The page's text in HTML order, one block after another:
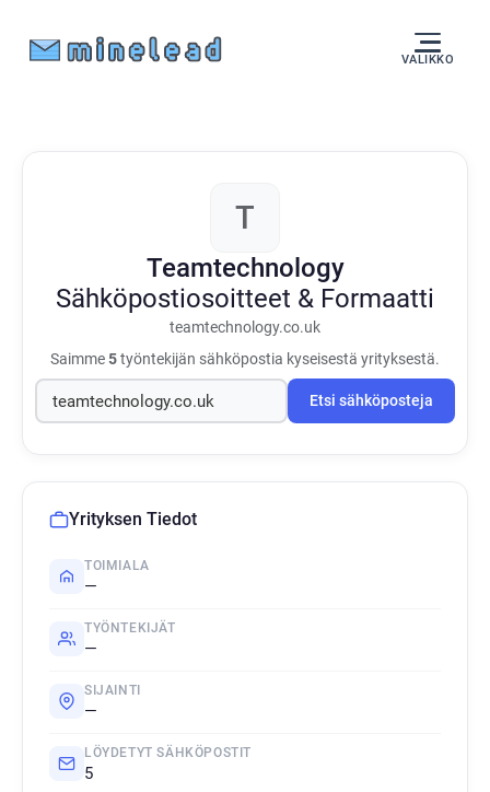
VALIKKO
T
Teamtechnology
Sähköpostiosoitteet & Formaatti
teamtechnology.co.uk
Saimme5työntekijän sähköpostia kyseisestä yrityksestä.
Etsi sähköposteja
Yrityksen Tiedot
TOIMIALA
—
TYÖNTEKIJÄT
—
SIJAINTI
—
LÖYDETYT SÄHKÖPOSTIT
5